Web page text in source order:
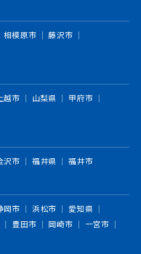
相模原市
藤沢市
越市 山梨県
甲府市
沢市 福井県 福井市
岡市 浜松市
愛知県
豊田市 岡崎市
一宮市